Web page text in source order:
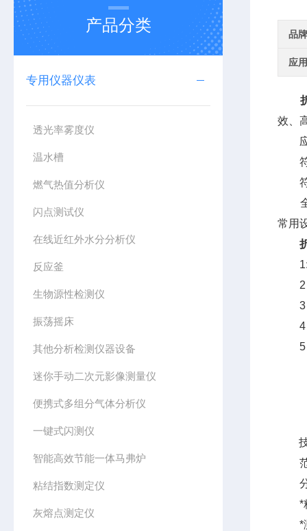
产品分类
专用仪器仪表
透光率雾度仪
温水槽
燃气热值分析仪
闪点测试仪
在线近红外水分分析仪
反应釜
生物源性检测仪
振荡摇床
其他分析检测仪器设备
迷你手动二次元影像测量仪
便携式多组分气体分析仪
一键式闪测仪
智能高效节能一体马弗炉
粘结指数测定仪
灰熔点测定仪
品牌
应
效、
应
符
符
全
常用
1:
2：
3：
4：
5：
范
分
*精
*测